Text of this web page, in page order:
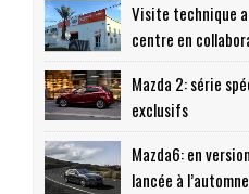
Visite technique
centre en
Mazda 2: série
exclusifs
Mazda6: en
lancée à